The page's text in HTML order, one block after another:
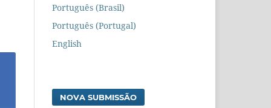
Português (Brasil)
Português (Portugal)
English
NOVA SUBMISSÃO